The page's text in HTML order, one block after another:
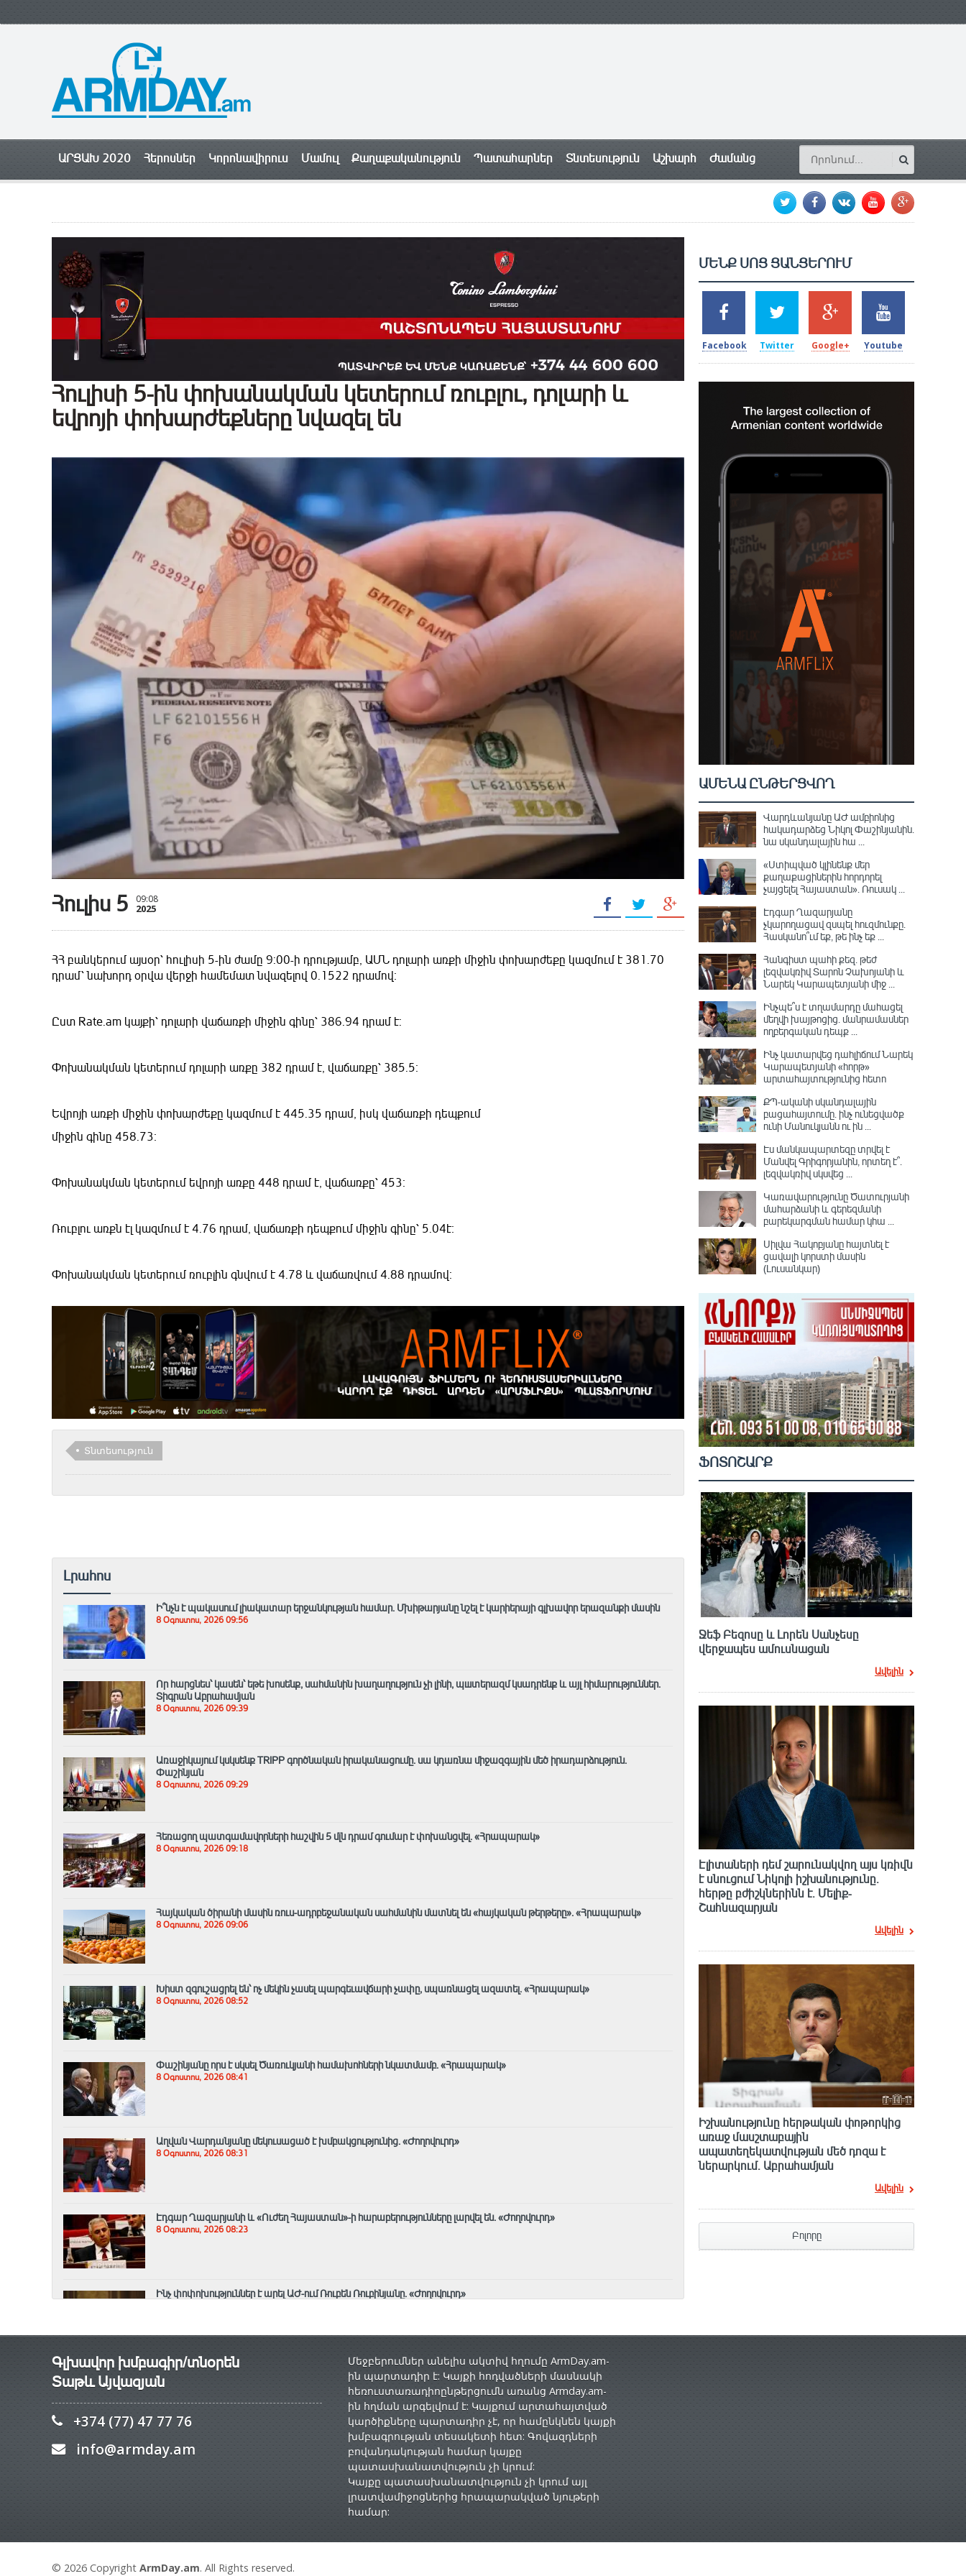
ԱՐՑԱԽ 2020 Հերոսներ Կորոնավիրուս Մամուլ Քաղաքականություն Պատահարներ Տնտեսություն Աշխարհ Ժամանց
Հուլիսի 5-ին փոխանակման կետերում ռուբլու, դոլարի և
եվրոյի փոխարժեքները նվազել են
Հուլիս 5 09:08
2025
ՀՀ բանկերում այսօր՝ հուլիսի 5-ին ժամը 9:00-ի դրությամբ, ԱՄՆ դոլարի առքի միջին փոխարժեքը կազմում է 381.70
դրամ՝ նախորդ օրվա վերջի համեմատ նվազելով 0.1522 դրամով։
Ըստ Rate.am կայքի՝ դոլարի վաճառքի միջին գինը՝ 386.94 դրամ է:
Փոխանակման կետերում դոլարի առքը 382 դրամ է, վաճառքը՝ 385.5։
Եվրոյի առքի միջին փոխարժեքը կազմում է 445.35 դրամ, իսկ վաճառքի դեպքում
միջին գինը 458.73։
Փոխանակման կետերում եվրոյի առքը 448 դրամ է, վաճառքը՝ 453։
Ռուբլու առքն էլ կազմում է 4.76 դրամ, վաճառքի դեպքում միջին գինը՝ 5.04է։
Փոխանակման կետերում ռուբլին գնվում է 4.78 և վաճառվում 4.88 դրամով։
Տնտեսություն
Լրահոս
Ի՞նչն է պակասում լիակատար երջանկության համար. Մխիթարյանը նշել է կարիերայի գլխավոր երազանքի մասին
8 Օգոստոս, 2026 09:56
Որ հարցնես՝ կասեն՝ եթե խոսենք, սահմանին խաղաղություն չի լինի, պшտերազմ կuադրենք և այլ հիմարnւթյուններ․
Տիգրան Աբրահամյան
8 Օգոստոս, 2026 09:39
Առաջիկայում կսկսենք TRIPP գործնական իրականացումը․ սա կդառնա միջազգային մեծ իրադարձություն․
Փաշինյան
8 Օգոստոս, 2026 09:29
Հեռացող պատգամավորների հաշվին 5 մլն դրամ գումար է փոխանցվել․ «Հրապարակ»
8 Օգոստոս, 2026 09:18
Հայկական ծիրանի մասին ռուս-ադրբեջանական սահմանին մատնել են «հայկական թերթերը»․ «Հրապարակ»
8 Օգոստոս, 2026 09:06
Խիստ զգուշացրել են՝ ոչ մեկին չասել պարգեւավճարի չափը, սպառնացել ազատել․ «Հրապարակ»
8 Օգոստոս, 2026 08:52
Փաշինյանը որս է սկսել Ծառուկյանի համախոհների նկատմամբ․ «Հրապարակ»
8 Օգոստոս, 2026 08:41
Աղվան Վարդանյանը մեկուսացած է խմբակցությունից․ «Ժողովուրդ»
8 Օգոստոս, 2026 08:31
Էդգար Ղազարյանի և «Ուժեղ Հայաստան»-ի հարաբերությունները լարվել են․ «Ժողովուրդ»
8 Օգոստոս, 2026 08:23
Ինչ փոփոխություններ է արել ԱԺ-ում Ռուբեն Ռուբինյանը․ «Ժողովուրդ»
ՄԵՆՔ ՍՈՑ ՑԱՆՑԵՐՈՒՄ
2k
SHARES
Facebook
1.5k
TWEETS
Twitter
203
SHARES
Google+
620
SHARES
Youtube
ԱՄԵՆԱ ԸՆԹԵՐՑՎՈՂ
Վարդևանյանը ԱԺ ամբիոնից
հակադարձեց Նիկոլ Փաշինյանին․
նա սկանդալային հա ...
«Ստիպված կլինենք մեր
քաղաքացիներին հորդորել
չայցելել Հայաստան»․ Ռուսակ ...
Էդգար Ղազարյանը
չկարողացավ զսպել հուզմունքը.
Հասկանո՞ւմ եք, թե ինչ եք ...
Հանգիստ պահի քեզ. թեժ
լեզվակռիվ Տարոն Չախոյանի և
Նարեկ Կարապետյանի միջ ...
Ինչպե՞ս է տղամարդը մահացել
մեղվի խայթոցից. մանրամասներ
ողբերգական դեպք ...
Ինչ կատարվեց դահլիճում Նարեկ
Կարապետյանի «հորթ»
արտահայտությունից հետո
ՔՊ-ականի սկանդալային
բացահայտումը․ ինչ ունեցվածք
ունի Մանուկյանն ու ին ...
Էս մանկապարտեզը տրվել է
Մանվել Գրիգորյանին, որտեղ է՞․
լեզվակռիվ սկսվեց ...
Կառավարությունը Ծատուրյանի
մահարձանի և գերեզմանի
բարեկարգման համար կհա ...
Սիլվա Հակոբյանը հայտնել է
ցավալի կորստի մասին
(Լուսանկար)
ՖՈՏՈՇԱՐՔ
Ջեֆ Բեզոսը և Լորեն Սանչեսը
վերջապես ամուսնացան
Ավելին
Էլիտաների դեմ շարունակվող այս կռիվն
է սնուցում Նիկոլի իշխանությունը.
հերթը բժիշկներինն է. Մելիք-
Շահնազարյան
Ավելին
Իշխանությունը հերթական փոթորկից
առաջ մասշտաբային
ապատեղեկատվության մեծ դnզա է
ներարկում․ Աբրահամյան
Ավելին
Բոլորը
Գլխավոր խմբագիր/տնօրեն
Տաթև Այվազյան
+374 (77) 47 77 76
info@armday.am
Մեջբերումներ անելիս ակտիվ հղումը ArmDay.am-
ին պարտադիր է: Կայքի հոդվածների մասնակի
հեռուստառադիոընթերցումն առանց Armday.am-
ին հղման արգելվում է: Կայքում արտահայտված
կարծիքները պարտադիր չէ, որ համընկնեն կայքի
խմբագրության տեսակետի հետ: Գովազդների
բովանդակության համար կայքը
պատասխանատվություն չի կրում:
Կայքը պատասխանատվություն չի կրում այլ
լրատվամիջոցներից հրապարակված նյութերի
համար:
© 2026 Copyright ArmDay.am. All Rights reserved.